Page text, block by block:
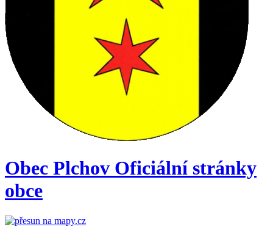
Obec Plchov Oficiální stránky
obce